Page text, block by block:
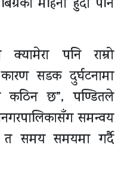
महिनौँ हुँदा पनि
पनि राम्रो
सडक दुर्घटनामा
कठिन छ”, पण्डितले
समन्वय
त समय समयमा गर्दै